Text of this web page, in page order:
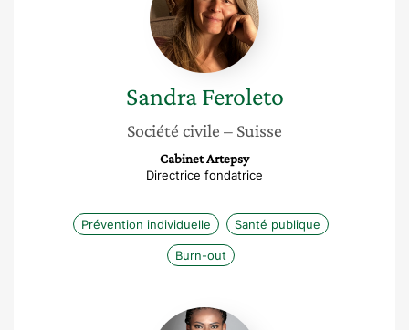
Sandra Feroleto
Société civile – Suisse
Cabinet Artepsy
Directrice fondatrice
Prévention individuelle Santé publique
Burn-out
Marie-